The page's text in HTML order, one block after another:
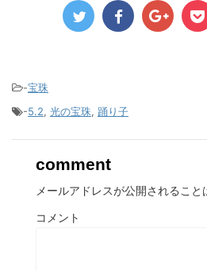
-宝珠
-5.2, 光の宝珠, 踊り子
comment
メールアドレスが公開されること
コメント